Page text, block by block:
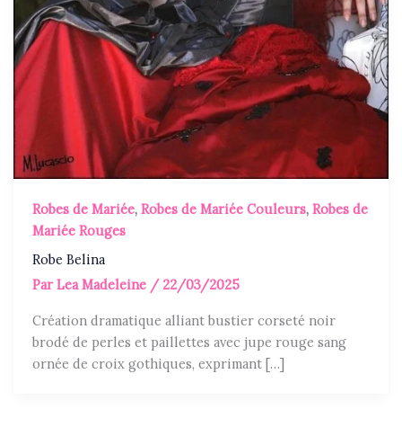
Robes de Mariée,Robes de Mariée Couleurs,Robes de
Mariée Rouges
Robe Belina
ParLea Madeleine / 22/03/2025
Création dramatique alliant bustier corseté noir
brodé de perles et paillettes avec jupe rouge sang
ornée de croix gothiques, exprimant […]